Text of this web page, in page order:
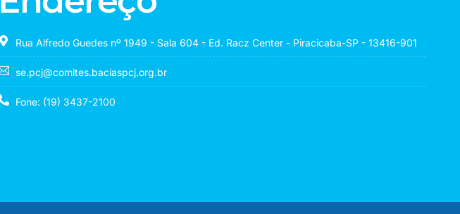
Rua Alfredo Guedes nº 1949 - Sala 604 - Ed. Racz Center - Piracicaba-SP - 13416-901
se.pcj@comites.baciaspcj.org.br
Fone: (19) 3437-2100